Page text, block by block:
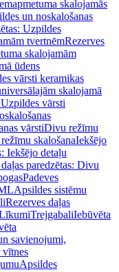
skalojamās
un noskalošanas
Uzpildes
tvertnēmRezerves
skalojamām
ūdens
vārsti keramikas
skalojamā
vārsti
vārstiDivu režīmu
skalošanaIekšējo
Iekšējo detaļu
paredzētas: Divu
Padeves
Apsildes sistēmu
Rezerves daļas
TrejgabaliIebūvēta
savienojumi,
vītnes
Apsildes